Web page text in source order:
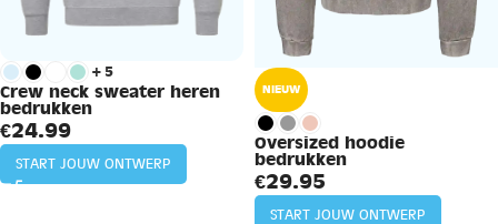
+5
Crew neck sweater heren
bedrukken
€24.99
START JOUW ONTWERP
NIEUW
Oversized hoodie
bedrukken
€29.95
START JOUW ONTWERP